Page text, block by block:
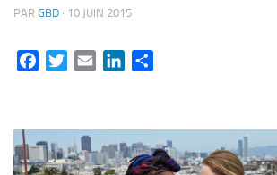
PAR GBD · 10 JUIN 2015
FacebookTwitterEmail LinkedIn